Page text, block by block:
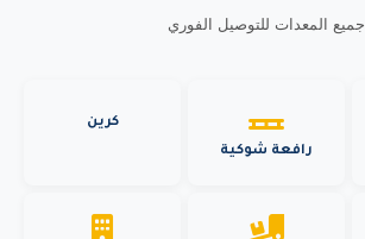
جميع المعدات للتوصيل الفوري
رافعة شوكية
كرين